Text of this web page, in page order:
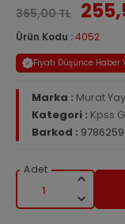
365,00 TL
Ürün Kodu :4052
Fiyatı Düşünce Haber
Marka : Murat
Kategori : Kpss
Barkod :